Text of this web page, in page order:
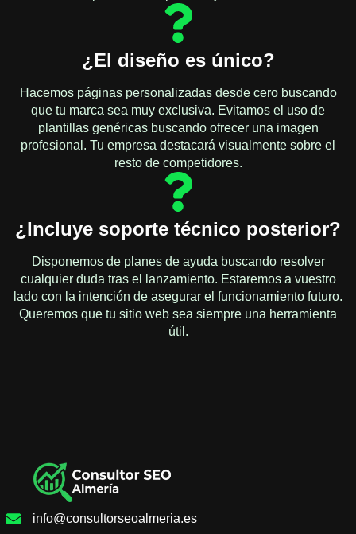
¿El diseño es único?
Hacemos páginas personalizadas desde cero buscando
que tu marca sea muy exclusiva. Evitamos el uso de
plantillas genéricas buscando ofrecer una imagen
profesional. Tu empresa destacará visualmente sobre el
resto de competidores.
¿Incluye soporte técnico posterior?
Disponemos de planes de ayuda buscando resolver
cualquier duda tras el lanzamiento. Estaremos a vuestro
lado con la intención de asegurar el funcionamiento futuro.
Queremos que tu sitio web sea siempre una herramienta
útil.
info@consultorseoalmeria.es